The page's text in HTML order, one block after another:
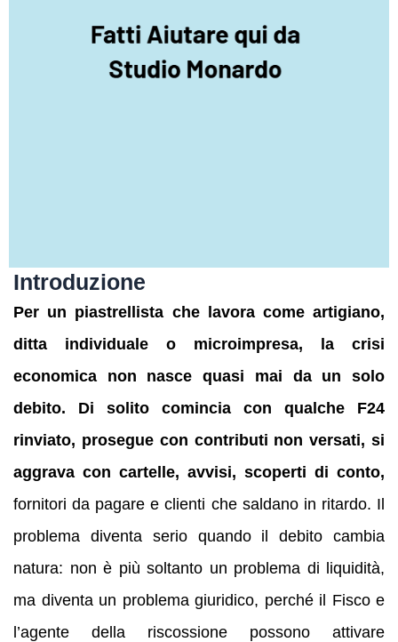
Introduzione
Per un piastrellista che lavora come artigiano,
ditta individuale o microimpresa, la crisi
economica non nasce quasi mai da un solo
debito. Di solito comincia con qualche F24
rinviato, prosegue con contributi non versati, si
aggrava con cartelle, avvisi, scoperti di conto,
fornitori da pagare e clienti che saldano in ritardo. Il
problema diventa serio quando il debito cambia
natura: non è più soltanto un problema di liquidità,
ma diventa un problema giuridico, perché il Fisco e
l’agente della riscossione possono attivare